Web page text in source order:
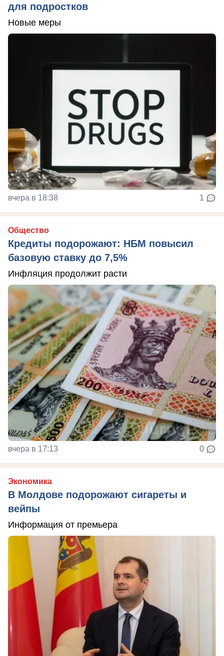
для подростков
Новые меры
вчера в 18:38 1
Общество
Кредиты подорожают: НБМ повысил
базовую ставку до 7,5%
Инфляция продолжит расти
вчера в 17:13 0
Экономика
В Молдове подорожают сигареты и
вейпы
Информация от премьера